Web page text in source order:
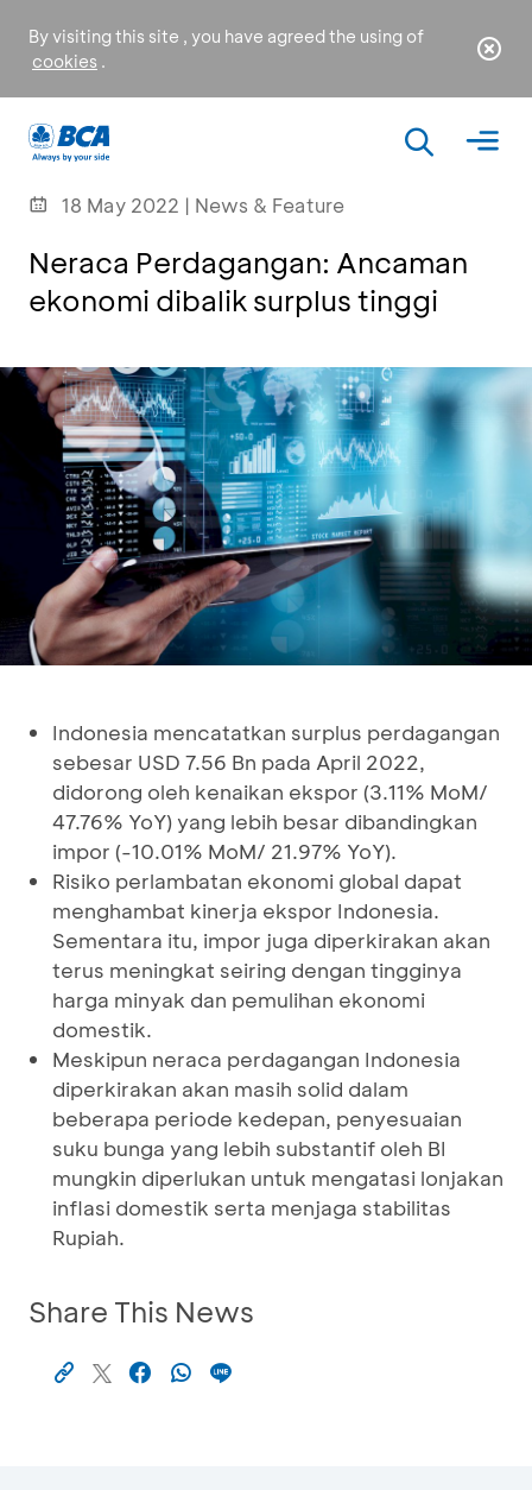
By visiting this site , you have agreed the using of
cookies .
18 May 2022 | News & Feature
Neraca Perdagangan: Ancaman
ekonomi dibalik surplus tinggi
Indonesia mencatatkan surplus perdagangan
sebesar USD 7.56 Bn pada April 2022,
didorong oleh kenaikan ekspor (3.11% MoM/
47.76% YoY) yang lebih besar dibandingkan
impor (-10.01% MoM/ 21.97% YoY).
Risiko perlambatan ekonomi global dapat
menghambat kinerja ekspor Indonesia.
Sementara itu, impor juga diperkirakan akan
terus meningkat seiring dengan tingginya
harga minyak dan pemulihan ekonomi
domestik.
Meskipun neraca perdagangan Indonesia
diperkirakan akan masih solid dalam
beberapa periode kedepan, penyesuaian
suku bunga yang lebih substantif oleh BI
mungkin diperlukan untuk mengatasi lonjakan
inflasi domestik serta menjaga stabilitas
Rupiah.
Share This News